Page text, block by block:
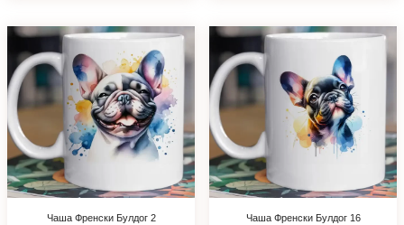
Чаша Френски Булдог 2 Чаша Френски Булдог 16